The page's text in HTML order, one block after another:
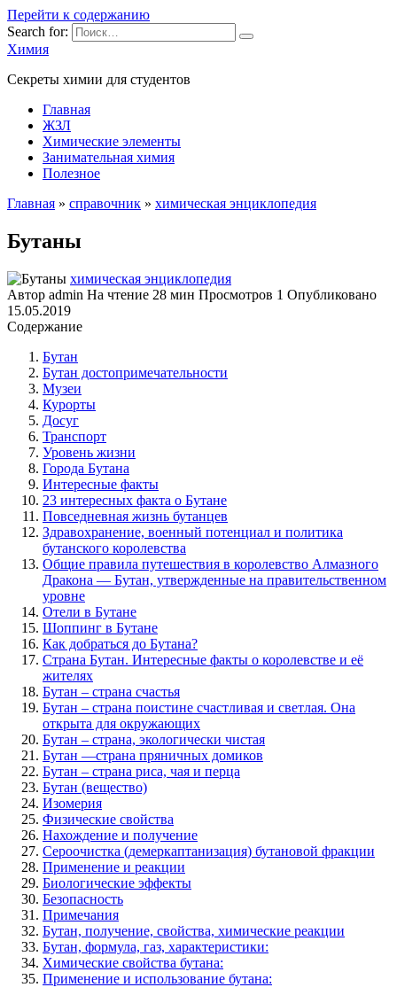
Перейти к содержанию
Search for:
Химия
Секреты химии для студентов
Главная
ЖЗЛ
Химические элементы
Занимательная химия
Полезное
Главная » справочник » химическая энциклопедия
Бутаны
химическая энциклопедия
Автор admin На чтение 28 мин Просмотров 1 Опубликовано
15.05.2019
Содержание
Бутан
Бутан достопримечательности
Музеи
Курорты
Досуг
Транспорт
Уровень жизни
Города Бутана
Интересные факты
23 интересных факта о Бутане
Повседневная жизнь бутанцев
Здравохранение, военный потенциал и политика
бутанского королевства
Общие правила путешествия в королевство Алмазного
Дракона — Бутан, утвержденные на правительственном
уровне
Отели в Бутане
Шоппинг в Бутане
Как добраться до Бутана?
Страна Бутан. Интересные факты о королевстве и её
жителях
Бутан – страна счастья
Бутан – страна поистине счастливая и светлая. Она
открыта для окружающих
Бутан – страна, экологически чистая
Бутан —страна пряничных домиков
Бутан – страна риса, чая и перца
Бутан (вещество)
Изомерия
Физические свойства
Нахождение и получение
Сероочистка (демеркаптанизация) бутановой фракции
Применение и реакции
Биологические эффекты
Безопасность
Примечания
Бутан, получение, свойства, химические реакции
Бутан, формула, газ, характеристики:
Химические свойства бутана:
Применение и использование бутана: